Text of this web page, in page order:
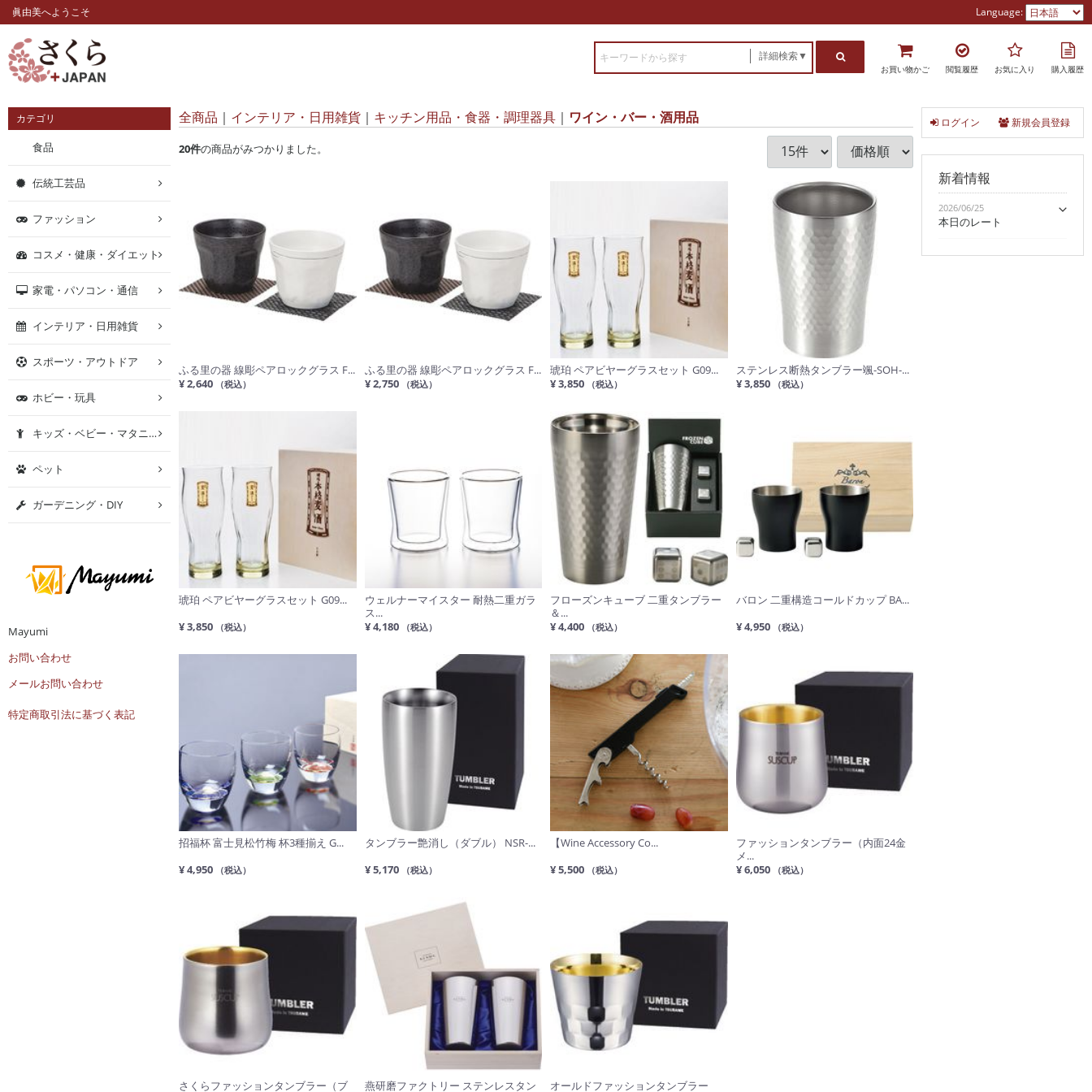
眞由美へようこそ Language:
詳細検索▼
お買い物かご 閲覧履歴 お気に入り 購入履歴
全商品 インテリア・日用雑貨 キッチン用品・食器・調理器具 ワイン・バー・酒用品
20件の商品がみつかりました。
ふる里の器 線彫ペアロックグラス F...
¥ 2,640
（税込）
ふる里の器 線彫ペアロックグラス F...
¥ 2,750
（税込）
琥珀 ペアビヤーグラスセット G09...
¥ 3,850
（税込）
ステンレス断熱タンブラー颯-SOH-...
¥ 3,850
（税込）
琥珀 ペアビヤーグラスセット G09...
¥ 3,850
（税込）
ウェルナーマイスター 耐熱二重ガラ
ス...
¥ 4,180
（税込）
フローズンキューブ 二重タンブラー
＆...
¥ 4,400
（税込）
バロン 二重構造コールドカップ BA...
¥ 4,950
（税込）
招福杯 富士見松竹梅 杯3種揃え G...
¥ 4,950
（税込）
タンブラー艶消し（ダブル） NSR-...
¥ 5,170
（税込）
【Wine Accessory Co...
¥ 5,500
（税込）
ファッションタンブラー（内面24金
メ...
¥ 6,050
（税込）
さくらファッションタンブラー（ブ
燕研磨ファクトリー ステンレスタン
オールドファッションタンブラー
カテゴリ
食品
伝統工芸品
ファッション
コスメ・健康・ダイエット
家電・パソコン・通信
インテリア・日用雑貨
スポーツ・アウトドア
ホビー・玩具
キッズ・ベビー・マタニティ
ペット
ガーデニング・DIY
Mayumi
お問い合わせ
メールお問い合わせ
特定商取引法に基づく表記
ログイン 新規会員登録
新着情報
2026/06/25
本日のレート